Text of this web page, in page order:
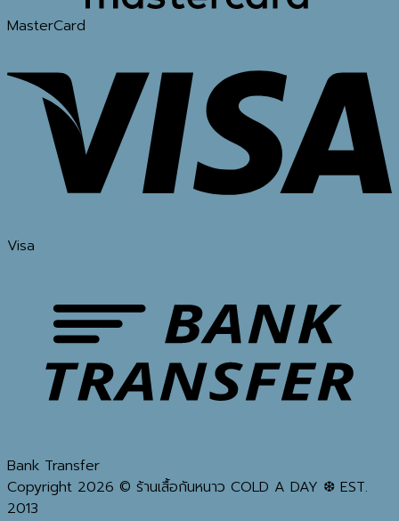
MasterCard
Visa
Bank Transfer
Copyright 2026 © ร้านเสื้อกันหนาว COLD A DAY ❆ EST.
2013